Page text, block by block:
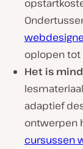
oplopen tot
Het is
adaptief
ontwerpen
cursussen